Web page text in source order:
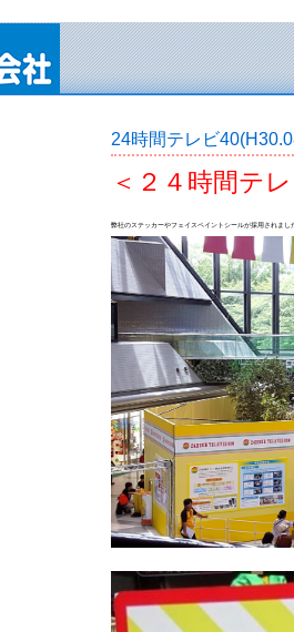
24時間テレビ
＜２４時間テ
弊社のステッカーやフェイスペイントシールが採用されまし